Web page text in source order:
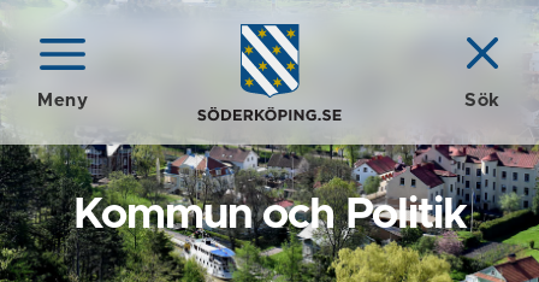
Meny Sök
Kommun och Politik